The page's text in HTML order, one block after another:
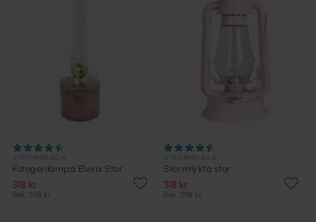
Fotogenlampa Elvira Stor
318 kr
Rek. 398 kr
Stormlykta stor
318 kr
Rek. 398 kr